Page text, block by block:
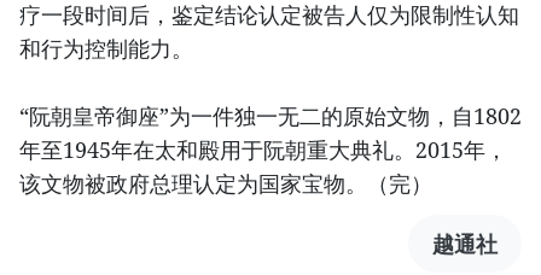
疗一段时间后，鉴定结论认定被告人仅为限制性认知
和行为控制能力。
“阮朝皇帝御座”为一件独一无二的原始文物，自1802
年至1945年在太和殿用于阮朝重大典礼。2015年，
该文物被政府总理认定为国家宝物。（完）
越通社